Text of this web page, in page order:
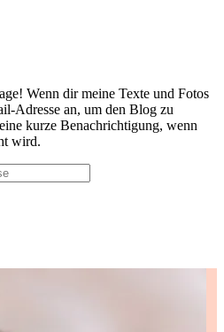
Wenn dir meine Texte und Fotos
Adresse an, um den Blog zu
kurze Benachrichtigung, wenn
wird.